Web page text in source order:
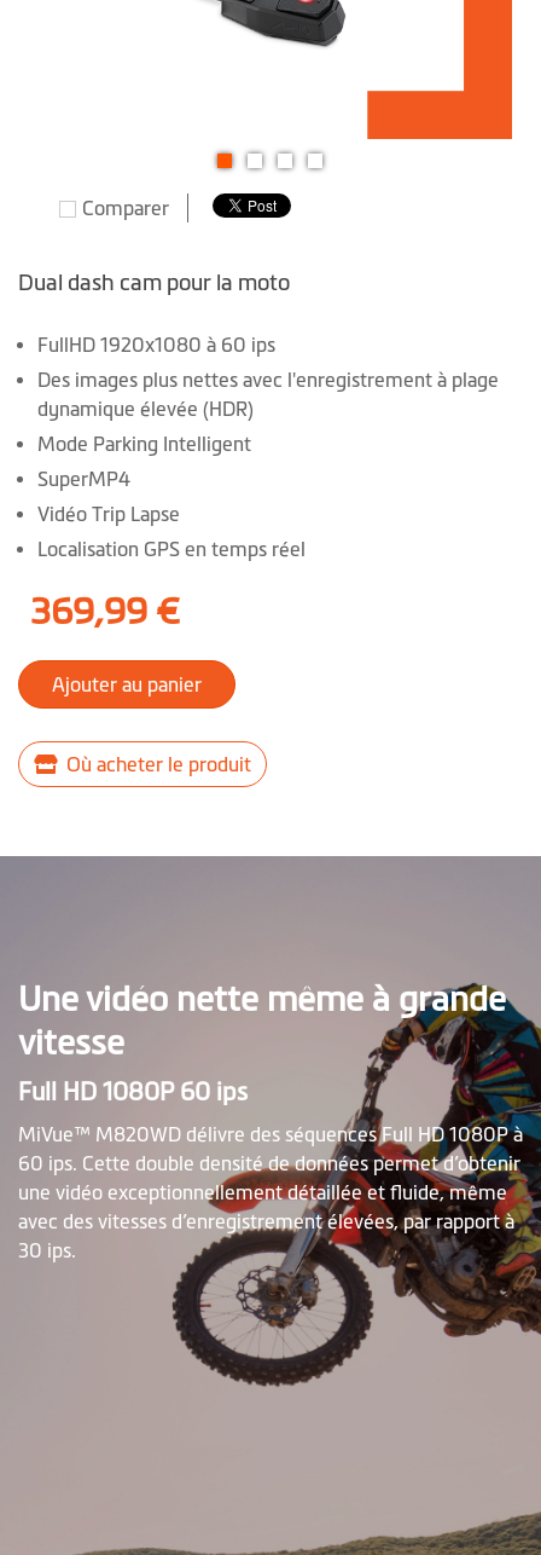
beginning
the
gallery
Comparer
Dual dash cam pour la moto
FullHD 1920x1080 à 60 ips
Des images plus nettes avec l'enregistrement à plage
dynamique élevée (HDR)
Mode Parking Intelligent
SuperMP4
Vidéo Trip Lapse
Localisation GPS en temps réel
369,99 €
Ajouter au panier
Où acheter le produit
Une vidéo nette même à grande
vitesse
Full HD 1080P 60 ips
MiVue™ M820WD délivre des séquences Full HD 1080P à
60 ips. Cette double densité de données permet d’obtenir
une vidéo exceptionnellement détaillée et fluide, même
avec des vitesses d’enregistrement élevées, par rapport à
30 ips.